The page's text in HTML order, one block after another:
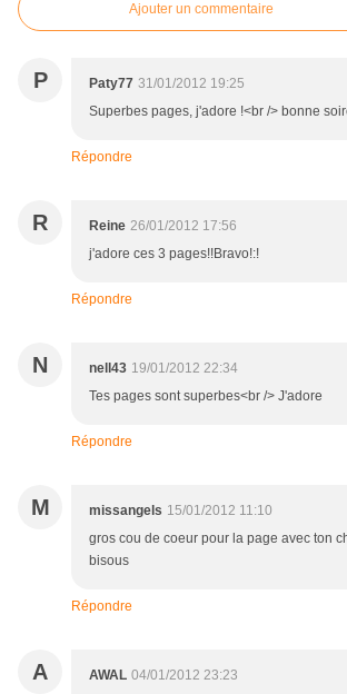
Ajouter un commentaire
P Paty77 31/01/2012 19:25
Superbes pages, j'adore !<br /> bonne
Répondre
R Reine 26/01/2012 17:56
j'adore ces 3 pages!!Bravo!:!
Répondre
N nell43 19/01/2012 22:34
Tes pages sont superbes<br /> J'adore
Répondre
M missangels 15/01/2012 11:10
gros cou de coeur pour la page avec ton
bisous
Répondre
A AWAL 04/01/2012 23:23